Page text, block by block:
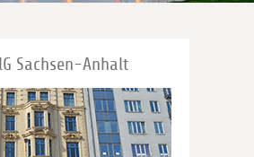
Sachsen-Anhalt